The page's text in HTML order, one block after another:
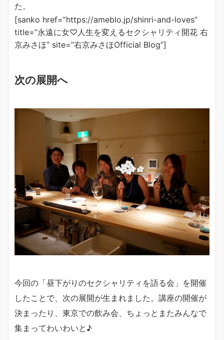
た。
[sanko href=”https://ameblo.jp/shinri-and-loves”
title=”永遠に女♡人生を変えるセクシャリティ開花 右
京みさほ” site=”右京みさほOfficial Blog”]
次の展開へ
今回の「昼下がりのセクシャリティを語る会」を開催
したことで、次の展開が生まれました。講座の開催が
決まったり、東京での飲み会、ちょっとまたみんなで
集まってわいわいと♪